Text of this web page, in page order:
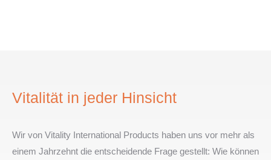
Vitalität in jeder Hinsicht
Wir von Vitality International Products haben uns vor mehr als
einem Jahrzehnt die entscheidende Frage gestellt: Wie können